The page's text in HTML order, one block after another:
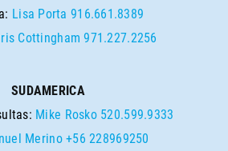
Lisa Porta 916.661.8389
Cottingham 971.227.2256
SUDAMERICA
Mike Rosko 520.599.9333
Merino +56 228969250